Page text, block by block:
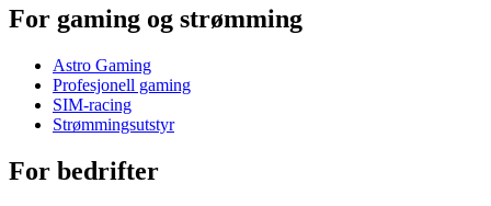
For gaming og strømming
Astro Gaming
Profesjonell gaming
SIM-racing
Strømmingsutstyr
For bedrifter